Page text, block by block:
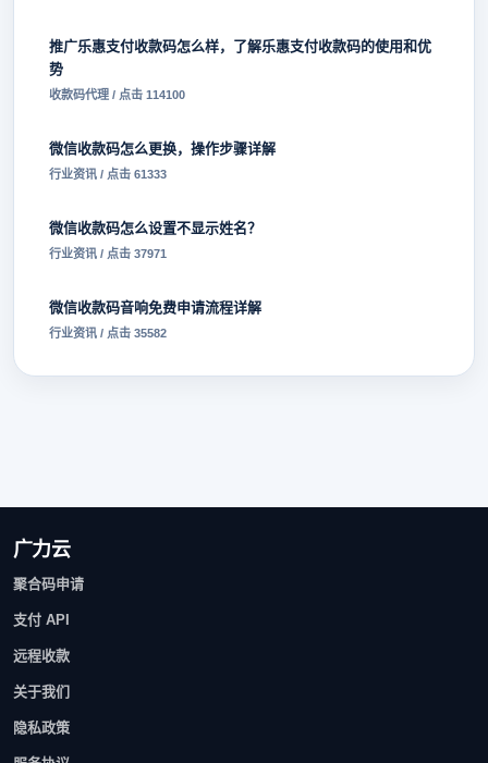
推广乐惠支付收款码怎么样，了解乐惠支付收款码的使用和优
势
收款码代理 / 点击 114100
微信收款码怎么更换，操作步骤详解
行业资讯 / 点击 61333
微信收款码怎么设置不显示姓名？
行业资讯 / 点击 37971
微信收款码音响免费申请流程详解
行业资讯 / 点击 35582
广力云
聚合码申请
支付 API
远程收款
关于我们
隐私政策